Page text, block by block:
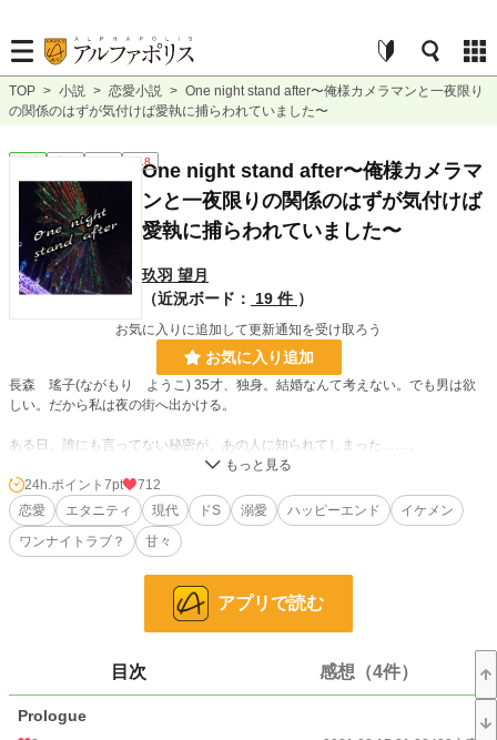
TOP > 小説 > 恋愛小説 > One night stand after〜俺様カメラマンと一夜限り
の関係のはずが気付けば愛執に捕らわれていました〜
R18One night stand after〜俺様カメラマ
ンと一夜限りの関係のはずが気付けば
愛執に捕らわれていました〜
玖羽 望月
（近況ボード：
19 件 ）
お気に入りに追加して更新通知を受け取ろう
お気に入り追加
長森 瑤子(ながもり ようこ) 35才、独身。結婚なんて考えない。でも男は欲
しい。だから私は夜の街へ出かける。
ある日、誰にも言ってない秘密が、あの人に知られてしまった……。
「じゃあ……。俺でストレス解消する？」
「は？ しませんが」
「なんで？ 誰でもいいんだろ？」
後腐れのない人しか相手にしなかったのに、私はあの人の誘いに惑わされた。
24h.ポイント 7pt
712
恋愛
エタニティ 現代 ドS 溺愛 ハッピーエンド
イケメン
ワンナイトラブ？
甘々
アプリで読む
目次 感想（4件）
Prologue